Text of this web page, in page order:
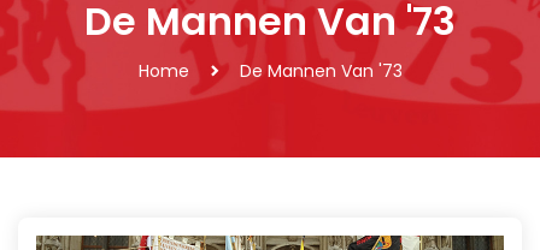
De Mannen Van '73
Home De Mannen Van '73